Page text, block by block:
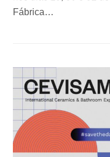
Fábrica…